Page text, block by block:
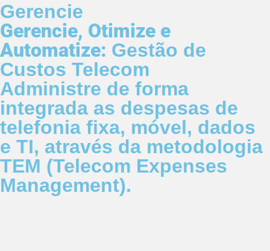
Gerencie
Gerencie, Otimize e
Automatize: Gestão de
Custos Telecom
Administre de forma
integrada as despesas de
telefonia fixa, móvel, dados
e TI, através da metodologia
TEM (Telecom Expenses
Management).